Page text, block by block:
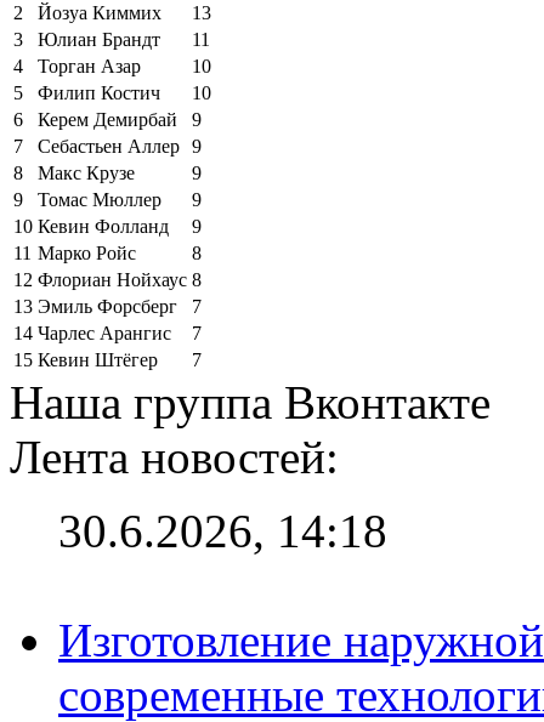
2
Йозуа Киммих
13
3
Юлиан Брандт
11
4
Торган Азар
10
5
Филип Костич
10
6
Керем Демирбай
9
7
Себастьен Аллер 9
8
Макс Крузе
9
9
Томас Мюллер
9
10 Кевин Фолланд
9
11 Марко Ройс
8
12 Флориан Нойхаус 8
13 Эмиль Форсберг
7
14 Чарлес Арангис
7
15 Кевин Штёгер 7
Наша группа Вконтакте
Лента новостей:
30.6.2026, 14:18
Изготовление
современные